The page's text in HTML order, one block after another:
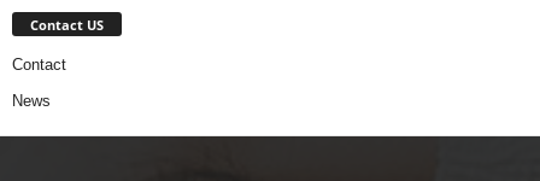
Contact US
Contact
News